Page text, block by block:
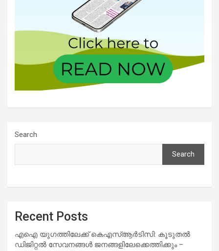
Search
Search
Recent Posts
എഐ യുഗത്തിലേക്ക് കെഎസ്ആർടിസി: കൂടുതൽ
ഡിജിറ്റൽ സേവനങ്ങൾ ജനങ്ങളിലേക്കെത്തിക്കും –